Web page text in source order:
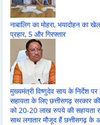
नाबालिग का मोहरा, भयादोहन का
प्रहार, 5 और गिरफ्तार
मुख्यमंत्री विष्णुदेव साय के निर्देश
सहायता के लिए छत्तीसगढ़ सरकार
को 20-20 लाख रुपये की सहायता
साथ लगातार मौजूद हैं छत्तीसगढ़ के